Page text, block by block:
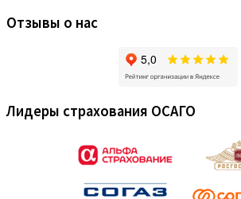
Отзывы о нас
Лидеры страхования ОСАГО